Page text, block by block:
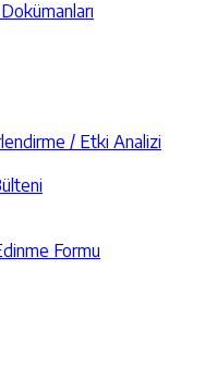
/ Etki Analizi
Formu